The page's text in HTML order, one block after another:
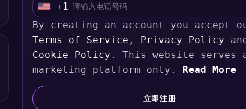
U
i
t
e
d
+1
By creating an account you accept
Terms of Service , Privacy Policy
Cookie Policy . This website serves
marketing platform only. Read More
立即注册